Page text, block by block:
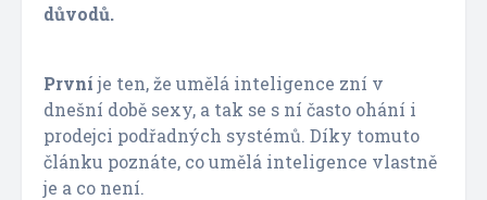
důvodů.
Prvníje ten, že umělá inteligence zní v
dnešní době sexy, a tak se s ní často ohání i
prodejci podřadných systémů. Díky tomuto
článku poznáte, co umělá inteligence vlastně
je a co není.